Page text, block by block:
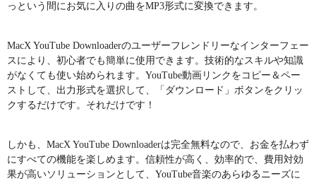
っという間にお気に入りの曲をMP3形式に変換できます。
MacX YouTube Downloaderのユーザーフレンドリーなインターフェー
スにより、初心者でも簡単に使用できます。技術的なスキルや知識
がなくても使い始められます。YouTube動画リンクをコピー＆ペー
ストして、出力形式を選択して、「ダウンロード」ボタンをクリッ
クするだけです。それだけです！
しかも、MacX YouTube Downloaderは完全無料なので、お金を払わず
にすべての機能を楽しめます。信頼性が高く、効率的で、費用対効
果が高いソリューションとして、YouTube音楽のあらゆるニーズに